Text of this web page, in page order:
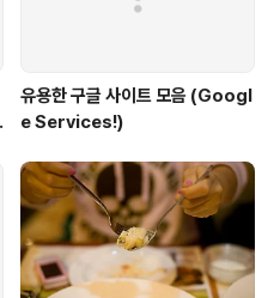
유용한 구글 사이트 모음 (Googl
e Services!)